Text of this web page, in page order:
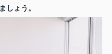
しょう。